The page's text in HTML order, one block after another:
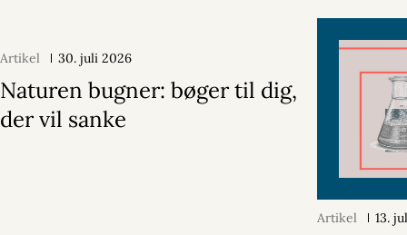
Artikel 30. juli 2026
Naturen bugner: bøger til dig,
der vil sanke
Artikel 13.